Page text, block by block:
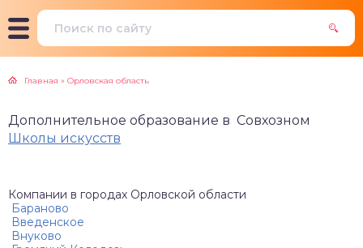
Главная » Орловская область
Дополнительное образование в Совхозном
Школы искусств
Компании в городах Орловской области
Бараново
Введенское
Внуково